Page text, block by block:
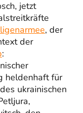
jetzt
, der
der
:
heldenhaft für
ukrainischen